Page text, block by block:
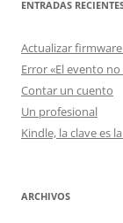
ENTRADAS
Actualizar firmware
Error «El evento
Contar un cuento
Un profesional
Kindle, la clave es
ARCHIVOS